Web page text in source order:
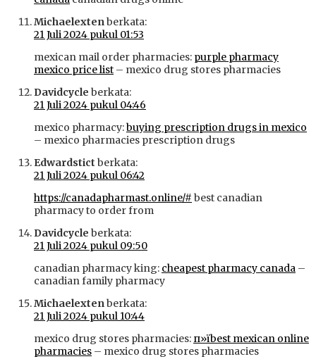
Michaelextenberkata:
21 Juli 2024 pukul 01:53
mexican mail order pharmacies: purple pharmacy
mexico price list – mexico drug stores pharmacies
Davidcycle berkata:
21 Juli 2024 pukul 04:46
mexico pharmacy:buying prescription drugs in mexico
– mexico pharmacies prescription drugs
Edwardstict berkata:
21 Juli 2024 pukul 06:42
https://canadapharmast.online/# best canadian
pharmacy to order from
Davidcycle berkata:
21 Juli 2024 pukul 09:50
canadian pharmacy king: cheapest pharmacy canada –
canadian family pharmacy
Michaelextenberkata:
21 Juli 2024 pukul 10:44
mexico drug stores pharmacies: п»їbest mexican online
pharmacies – mexico drug stores pharmacies